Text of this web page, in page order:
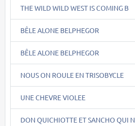
THE WILD WILD WEST IS COMING B
BÊLE ALONE BELPHEGOR
BÊLE ALONE BELPHEGOR
NOUS ON ROULE EN TRISOBYCLE
UNE CHEVRE VIOLEE
DON QUICHIOTTE ET SANCHO QUI N